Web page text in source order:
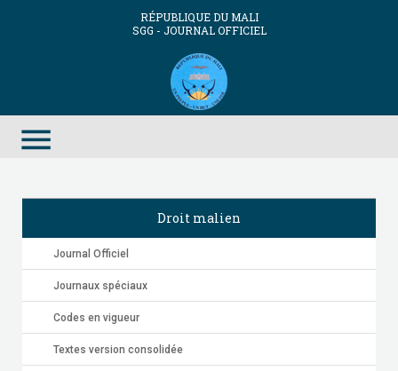
RÉPUBLIQUE DU MALI
SGG - JOURNAL OFFICIEL
menu
Droit malien
Journal Officiel
Journaux spéciaux
Codes en vigueur
Textes version consolidée